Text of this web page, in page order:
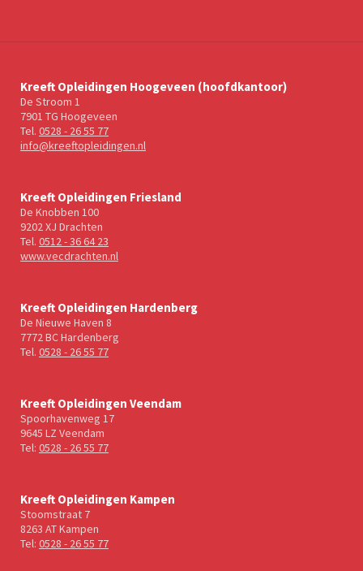
Kreeft Opleidingen Hoogeveen (hoofdkantoor)
De Stroom 1
7901 TG Hoogeveen
Tel. 0528 - 26 55 77
info@kreeftopleidingen.nl
Kreeft Opleidingen Friesland
De Knobben 100
9202 XJ Drachten
Tel. 0512 - 36 64 23
www.vecdrachten.nl
Kreeft Opleidingen Hardenberg
De Nieuwe Haven 8
7772 BC Hardenberg
Tel. 0528 - 26 55 77
Kreeft Opleidingen Veendam
Spoorhavenweg 17
9645 LZ Veendam
Tel: 0528 - 26 55 77
Kreeft Opleidingen Kampen
Stoomstraat 7
8263 AT Kampen
Tel: 0528 - 26 55 77